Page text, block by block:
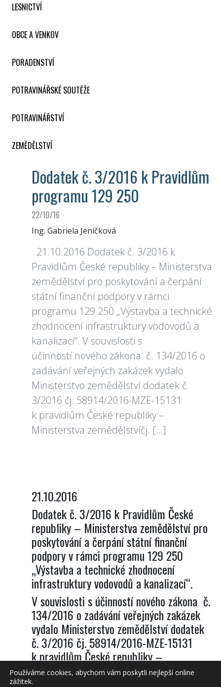
LESNICTVÍ
OBCE A VENKOV
PORADENSTVÍ
POTRAVINÁŘSKÉ SOUTĚŽE
POTRAVINÁŘSTVÍ
ZEMĚDĚLSTVÍ
Dodatek č. 3/2016 k Pravidlům
programu 129 250
22/10/16
Ing. Gabriela Jeníčková
21.10.2016 Dodatek č. 3/2016 k
Pravidlům České republiky – Ministerstva
zemědělství pro poskytování a čerpání
státní finanční podpory v rámci
programu 129 250 „Výstavba a technické
zhodnocení infrastruktury vodovodů a
kanalizací“. V souvislosti s
účinností nového zákona č. 134/2016 o
zadávání veřejných zakázek vydalo
Ministerstvo zemědělství dodatek č.
3/2016 čj. 58914/2016-MZE-15131
k pravidlům České republiky –
Ministerstva zemědělstvíčj. […]
21.10.2016
Dodatek č. 3/2016 k Pravidlům České
republiky – Ministerstva zemědělství pro
poskytování a čerpání státní finanční
podpory v rámci programu 129 250
„Výstavba a technické zhodnocení
infrastruktury vodovodů a kanalizací“.
V souvislosti s účinností nového zákona č.
134/2016 o zadávání veřejných zakázek
vydalo Ministerstvo zemědělství dodatek
č. 3/2016 čj. 58914/2016-MZE-15131
k pravidlům České republiky –
Ministerstva zemědělství
Používáme cookies, abychom vám poskytli nejlepší online
zážitek.